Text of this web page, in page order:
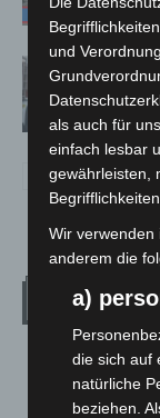
Bedeckt
und
als auch für
einfach lesbar
gewährleisten,
Wir verwenden
anderem die
a)
die sich auf
natürliche
beziehen.